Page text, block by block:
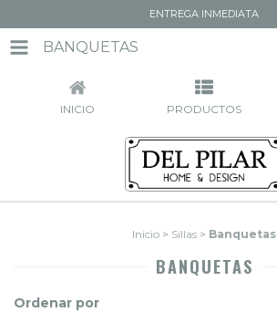
ENTREGA INMEDIATA
BANQUETAS
INICIO PRODUCTOS
Inicio > Sillas > Banquetas
BANQUETAS
Ordenar por